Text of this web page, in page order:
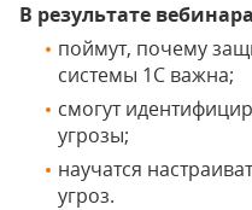
В результате
поймут, почему
системы 1С важна;
смогут
угрозы;
научатся
угроз.